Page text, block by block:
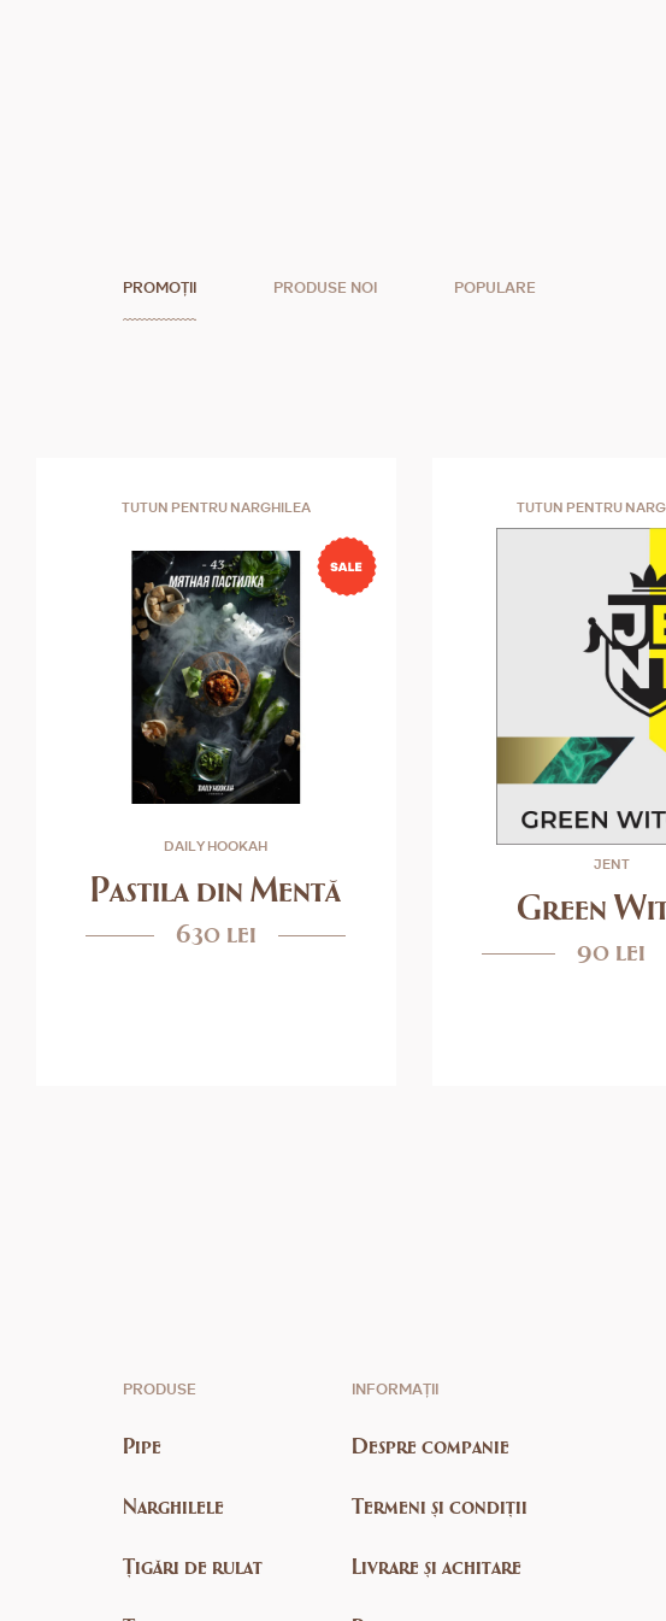
PROMOȚII PRODUSE NOI POPULARE
TUTUN PENTRU NARGHILEA
DAILY HOOKAH
Pastila din Mentă
630 lei
TUTUN PENTRU
JENT
Green
90 lei
PRODUSE
Pipe
Narghilele
Țigări de rulat
INFORMAȚII
Despre companie
Termeni și condiții
Livrare și achitare